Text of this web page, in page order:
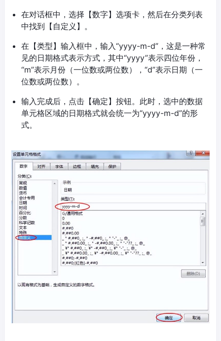
在对话框中，选择【数字】选项卡，然后在分类列表
中找到【自定义】。
在【类型】输入框中，输入“yyyy-m-d”，这是一种常
见的日期格式表示方式，其中“yyyy”表示四位年份，
“m”表示月份（一位数或两位数），“d”表示日期（一
位数或两位数）。
输入完成后，点击【确定】按钮。此时，选中的数据
单元格区域的日期格式就会统一为“yyyy-m-d”的形
式。